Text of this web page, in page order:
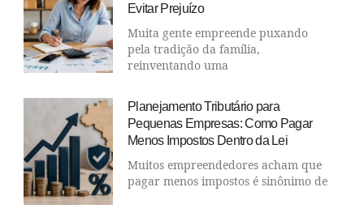
Evitar Prejuízo
Muita gente empreende puxando
pela tradição da família,
reinventando uma
Planejamento Tributário para
Pequenas Empresas: Como Pagar
Menos Impostos Dentro da Lei
Muitos empreendedores acham que
pagar menos impostos é sinônimo de